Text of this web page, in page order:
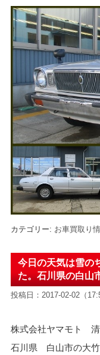
カテゴリー: お車買取り
今日の天気は雪の
た。石川県の白山
投稿日：2017-02-02（
株式会社ヤマモト 清
石川県 白山市の大竹